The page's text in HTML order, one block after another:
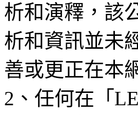
析和演釋，該
析和資訊並未
善或更正在本
2、任何在「